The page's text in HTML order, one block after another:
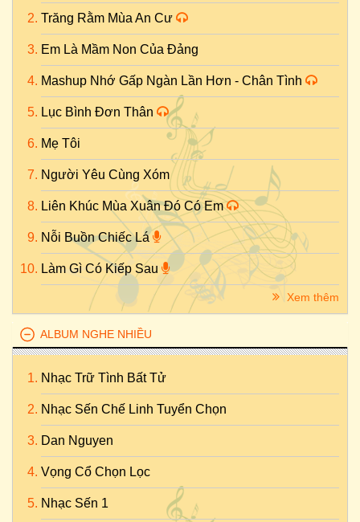
Trăng Rằm Mùa An Cư
Em Là Mầm Non Của Đảng
Mashup Nhớ Gấp Ngàn Lần Hơn - Chân Tình
Lục Bình Đơn Thân
Mẹ Tôi
Người Yêu Cùng Xóm
Liên Khúc Mùa Xuân Đó Có Em
Nỗi Buồn Chiếc Lá
Làm Gì Có Kiếp Sau
Xem thêm
ALBUM NGHE NHIỀU
Nhạc Trữ Tình Bất Tử
Nhạc Sến Chế Linh Tuyển Chọn
Dan Nguyen
Vọng Cổ Chọn Lọc
Nhạc Sến 1